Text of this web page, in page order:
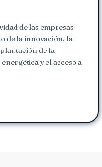
de las empresas
de la innovación, la
de la
y el acceso a